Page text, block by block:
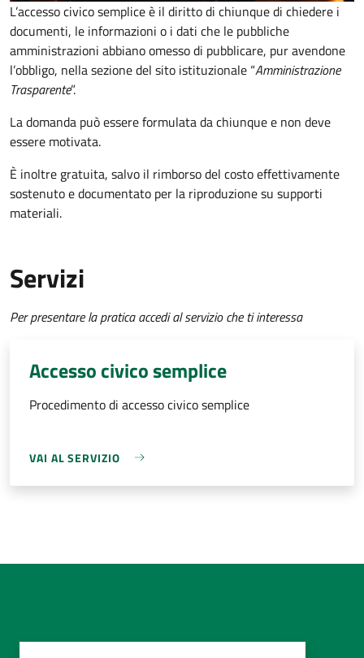
L’accesso civico semplice è il diritto di chiunque di chiedere i
documenti, le informazioni o i dati che le pubbliche
amministrazioni abbiano omesso di pubblicare, pur avendone
l’obbligo, nella sezione del sito istituzionale “Amministrazione
Trasparente”.
La domanda può essere formulata da chiunque e non deve
essere motivata.
È inoltre gratuita, salvo il rimborso del costo effettivamente
sostenuto e documentato per la riproduzione su supporti
materiali.
Servizi
Per presentare la pratica accedi al servizio che ti interessa
Accesso civico semplice
Procedimento di accesso civico semplice
VAI AL SERVIZIO